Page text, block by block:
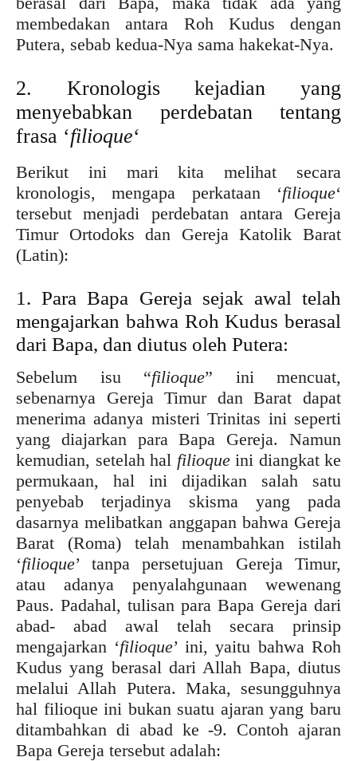
membedakan antara Roh Kudus dengan
Putera, sebab kedua-Nya sama hakekat-Nya.
2. Kronologis kejadian yang
menyebabkan perdebatan tentang
frasa ‘filioque‘
Berikut ini mari kita melihat secara
kronologis, mengapa perkataan ‘filioque‘
tersebut menjadi perdebatan antara Gereja
Timur Ortodoks dan Gereja Katolik Barat
(Latin):
1. Para Bapa Gereja sejak awal telah
mengajarkan bahwa Roh Kudus berasal
dari Bapa, dan diutus oleh Putera:
Sebelum isu “filioque” ini mencuat,
sebenarnya Gereja Timur dan Barat dapat
menerima adanya misteri Trinitas ini seperti
yang diajarkan para Bapa Gereja. Namun
kemudian, setelah hal filioqueini diangkat ke
permukaan, hal ini dijadikan salah satu
penyebab terjadinya skisma yang pada
dasarnya melibatkan anggapan bahwa Gereja
Barat (Roma) telah menambahkan istilah
‘filioque’ tanpa persetujuan Gereja Timur,
atau adanya penyalahgunaan wewenang
Paus. Padahal, tulisan para Bapa Gereja dari
abad- abad awal telah secara prinsip
mengajarkan ‘filioque’ ini, yaitu bahwa Roh
Kudus yang berasal dari Allah Bapa, diutus
melalui Allah Putera. Maka, sesungguhnya
hal filioque ini bukan suatu ajaran yang baru
ditambahkan di abad ke -9. Contoh ajaran
Bapa Gereja tersebut adalah: